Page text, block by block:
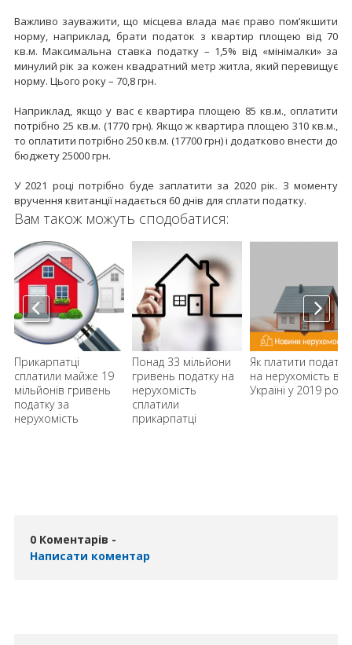
Важливо зауважити, що місцева влада має право пом’якшити
норму, наприклад, брати податок з квартир площею від 70
кв.м. Максимальна ставка податку – 1,5% від «мінімалки» за
минулий рік за кожен квадратний метр житла, який перевищує
норму. Цього року – 70,8 грн.
Наприклад, якщо у вас є квартира площею 85 кв.м., оплатити
потрібно 25 кв.м. (1770 грн). Якщо ж квартира площею 310 кв.м.,
то оплатити потрібно 250 кв.м. (17700 грн) і додатково внести до
бюджету 25000 грн.
У 2021 році потрібно буде заплатити за 2020 рік. З моменту
вручення квитанції надається 60 днів для сплати податку.
Вам також можуть сподобатися:
Прикарпатці
сплатили майже 19
мільйонів гривень
податку за
нерухомість
Понад 33 мільйони
гривень податку на
нерухомість
сплатили
прикарпатці
Як платити податок
на нерухомість в
Україні у 2019 році
0 Коментарів -
Написати коментар